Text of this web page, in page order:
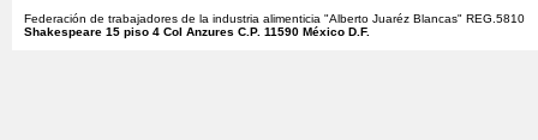
Federación de trabajadores de la industria alimenticia "Alberto Juaréz Blancas" REG.5810
Shakespeare 15 piso 4 Col Anzures C.P. 11590 México D.F.